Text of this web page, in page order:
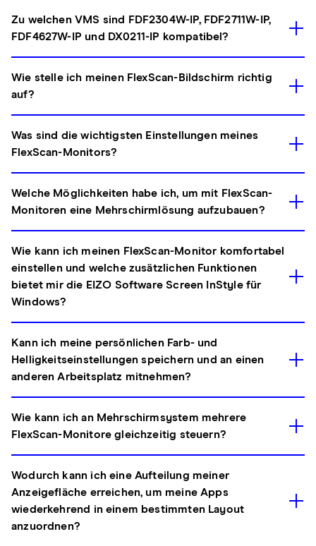
Zu welchen VMS sind FDF2304W-IP, FDF2711W-IP,
FDF4627W-IP und DX0211-IP kompatibel?
Wie stelle ich meinen FlexScan-Bildschirm richtig
auf?
Was sind die wichtigsten Einstellungen meines
FlexScan-Monitors?
Welche Möglichkeiten habe ich, um mit FlexScan-
Monitoren eine Mehrschirmlösung aufzubauen?
Wie kann ich meinen FlexScan-Monitor komfortabel
einstellen und welche zusätzlichen Funktionen
bietet mir die EIZO Software Screen InStyle für
Windows?
Kann ich meine persönlichen Farb- und
Helligkeitseinstellungen speichern und an einen
anderen Arbeitsplatz mitnehmen?
Wie kann ich an Mehrschirmsystem mehrere
FlexScan-Monitore gleichzeitig steuern?
Wodurch kann ich eine Aufteilung meiner
Anzeigefläche erreichen, um meine Apps
wiederkehrend in einem bestimmten Layout
anzuordnen?